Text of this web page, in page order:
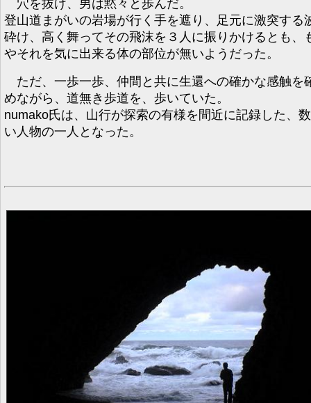
穴を抜け、男は黙々と歩んだ。
登山道まがいの岩場が行く手を遮り、足元に激突する
砕け、高く舞ってその飛沫を３人に振りかけるとも、
やそれを気に出来る体の部位が無いようだった。
ただ、一歩一歩、仲間と共に生還への確かな感触を
めながら、道無き歩道を、歩いていた。
numako氏は、山行が探索の有様を間近に記録した、
い人物の一人となった。